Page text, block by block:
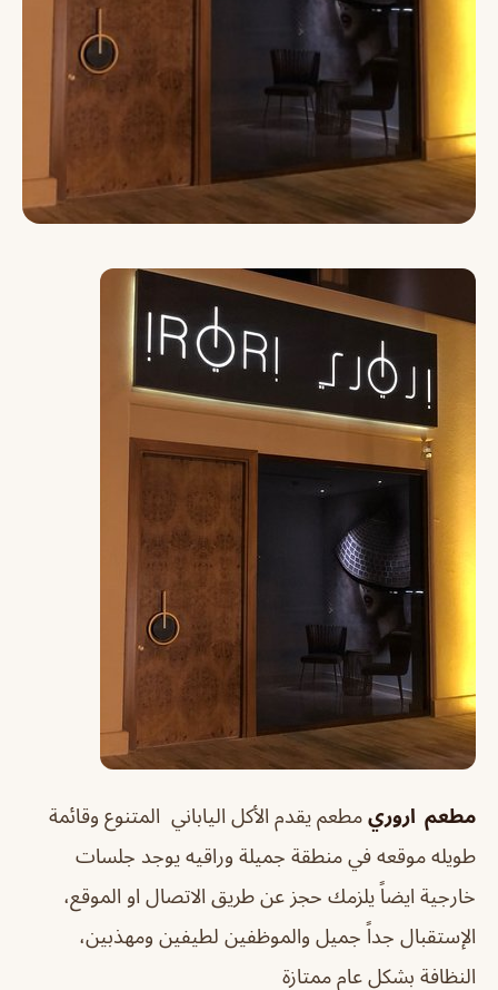
مطعم اروري مطعم يقدم الأكل الياباني المتنوع وقائمة
طويله موقعه في منطقة جميلة وراقيه يوجد جلسات
خارجية ايضاً يلزمك حجز عن طريق الاتصال او الموقع،
الإستقبال جداً جميل والموظفين لطيفين ومهذبين،
النظافة بشكل عام ممتازة